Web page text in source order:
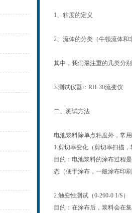
1、粘度的定义
2、流体的分类（牛顿流体和
其中，我们最注重的几类分
3.测试仪器：RH-30流变仪
二、测试方法
电池浆料除单点粘度外，常
1.剪切率变化（剪切率扫描
目的：电池浆料的涂布过程
态（便于涂布，一般涂布印
2.触变性测试（0-260-0 1/S）
目的：在涂布后，浆料会在